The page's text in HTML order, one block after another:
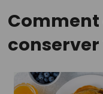
conserver